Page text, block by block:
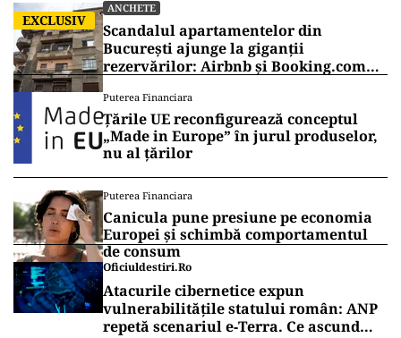
EXCLUSIV
ANCHETE
Scandalul apartamentelor din
București ajunge la giganții
rezervărilor: Airbnb și Booking.com
Puterea Financiara
Țările UE reconfigurează conceptul
„Made in Europe” în jurul produselor,
nu al țărilor
Puterea Financiara
Canicula pune presiune pe economia
Europei și schimbă comportamentul
de consum
Oficiuldestiri.ro
Atacurile cibernetice expun
vulnerabilitățile statului român: ANP
repetă scenariul e‑Terra. Ce ascund